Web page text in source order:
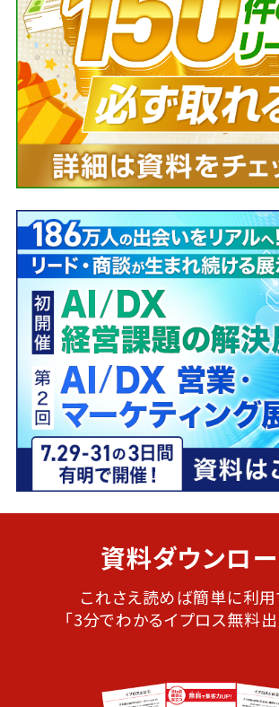
資料ダウンロ
これさえ読めば簡単に利用
「3分でわかるイプロス無料出